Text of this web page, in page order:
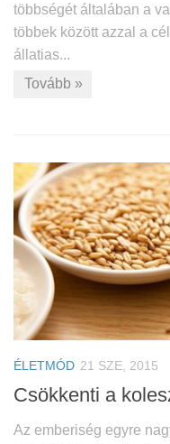
többségét általában a
többek között azzal a
állatias...
Tovább »
ÉLETMÓD 21 SZE, 2015
Csökkenti a
Az emberiség egyre